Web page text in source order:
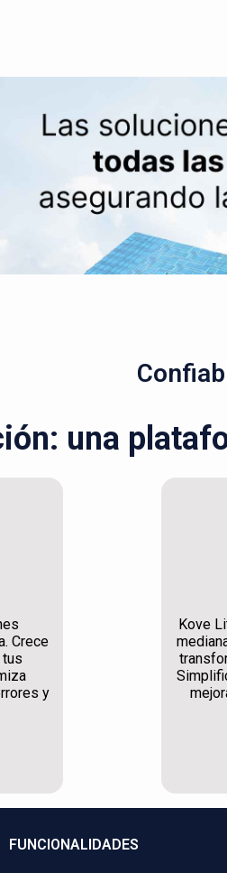
una
Crece
tus
y
Kove
FUNCIONALIDADES